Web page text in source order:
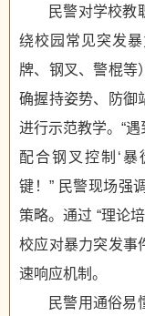
民警对学校教
绕校园常见突发
牌、钢叉、警棍等
确握持姿势、防御
进行示范教学。“
配合钢叉控制‘
键！” 民警现场强
策略。通过 “理论
校应对暴力突发事
速响应机制。
民警用通俗易